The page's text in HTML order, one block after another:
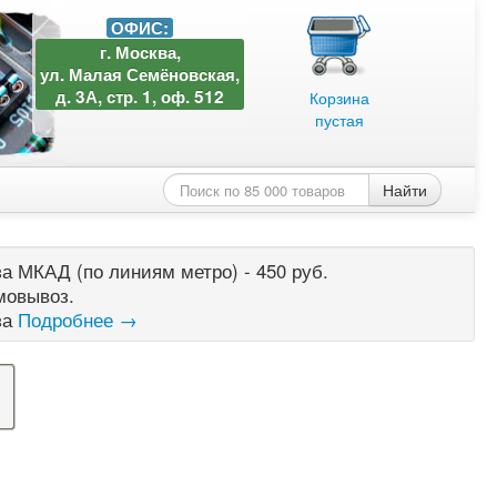
Корзина
пустая
ОФИС:
г. Москва,
ул. Малая Семёновская,
д. 3А, стр. 1, оф. 512
Найти
МКАД (по линиям метро) - 450 руб.
Подробнее →